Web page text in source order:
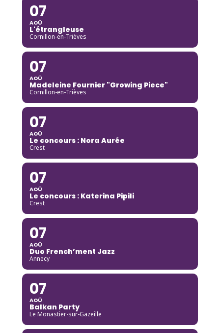
07
AOÛ
L'étrangleuse
Cornillon-en-Trièves
07
AOÛ
Madeleine Fournier "Growing Piece"
Cornillon-en-Trièves
07
AOÛ
Le concours : Nora Aurée
Crest
07
AOÛ
Le concours : Katerina Pipili
Crest
07
AOÛ
Duo French’ment Jazz
Annecy
07
AOÛ
Balkan Party
Le Monastier-sur-Gazeille